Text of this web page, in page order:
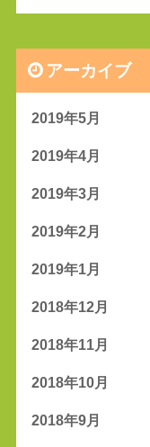
アーカイブ
2019年5月
2019年4月
2019年3月
2019年2月
2019年1月
2018年12月
2018年11月
2018年10月
2018年9月